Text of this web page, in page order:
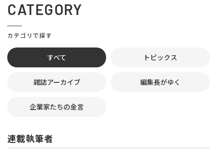
CATEGORY
カテゴリで探す
すべて トピックス
雑誌アーカイブ 編集長がゆく
企業家たちの金言
連載執筆者